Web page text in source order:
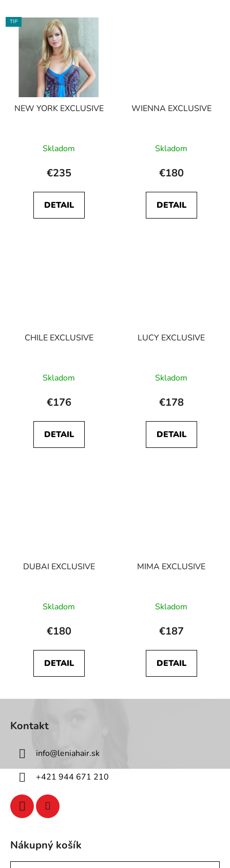
TIP
NEW YORK EXCLUSIVE
Skladom
€235
DETAIL
WIENNA EXCLUSIVE
Skladom
€180
DETAIL
CHILE EXCLUSIVE
Skladom
€176
DETAIL
LUCY EXCLUSIVE
Skladom
€178
DETAIL
DUBAI EXCLUSIVE
Skladom
€180
DETAIL
MIMA EXCLUSIVE
Skladom
€187
DETAIL
i
Kontakt
info@leniahair.sk
+421 944 671 210
Nákupný košík